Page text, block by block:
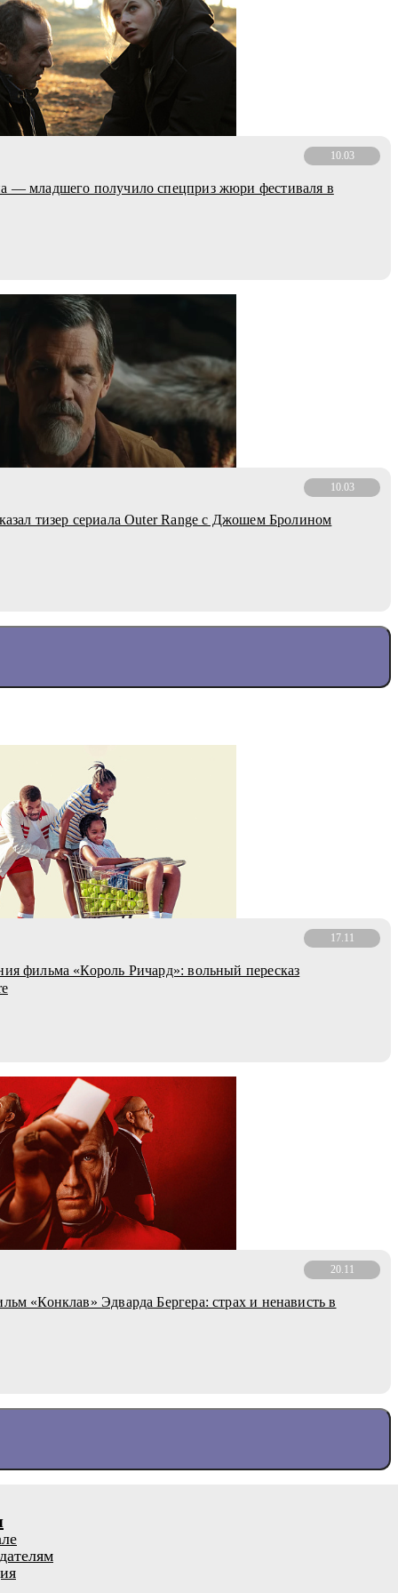
10.03
— младшего получило спецприз жюри фестиваля в
10.03
тизер сериала Outer Range с Джошем Бролином
17.11
фильма «Король Ричард»: вольный пересказ
20.11
«Конклав» Эдварда Бергера: страх и ненависть в